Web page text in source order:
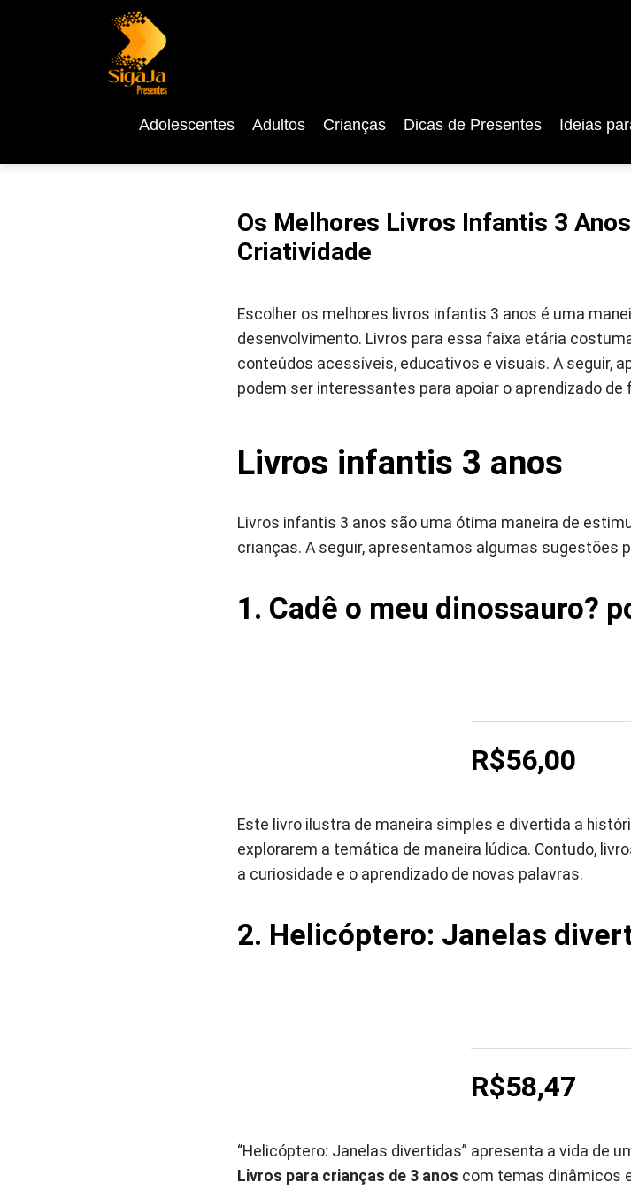
Adolescentes Adultos Crianças Dicas de Presentes Ideias
Os Melhores Livros Infantis 3
Criatividade
Escolher os melhores livros infantis 3 anos é uma
desenvolvimento. Livros para essa faixa etária
conteúdos acessíveis, educativos e visuais. A seguir,
podem ser interessantes para apoiar o aprendizado de
Livros infantis 3 anos
Livros infantis 3 anos são uma ótima maneira de
crianças. A seguir, apresentamos algumas sugestões
1. Cadê o meu dinossauro?
R$56,00
Este livro ilustra de maneira simples e divertida a
explorarem a temática de maneira lúdica. Contudo,
a curiosidade e o aprendizado de novas palavras.
2. Helicóptero: Janelas
R$58,47
“Helicóptero: Janelas divertidas” apresenta a vida de
Livros para crianças de 3 anos com temas dinâmicos